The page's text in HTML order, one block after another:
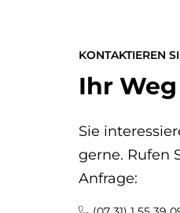
KONTAKTIEREN
Ihr
Sie
gerne. Rufen
Anfrage: